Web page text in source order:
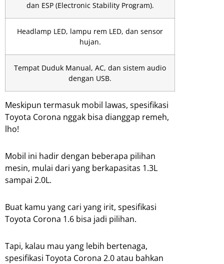
dan ESP (Electronic Stability Program).
Headlamp LED, lampu rem LED, dan sensor
hujan.
Tempat Duduk Manual, AC, dan sistem audio
dengan USB.
Meskipun termasuk mobil lawas, spesifikasi
Toyota Corona nggak bisa dianggap remeh,
lho!
Mobil ini hadir dengan beberapa pilihan
mesin, mulai dari yang berkapasitas 1.3L
sampai 2.0L.
Buat kamu yang cari yang irit, spesifikasi
Toyota Corona 1.6 bisa jadi pilihan.
Tapi, kalau mau yang lebih bertenaga,
spesifikasi Toyota Corona 2.0 atau bahkan